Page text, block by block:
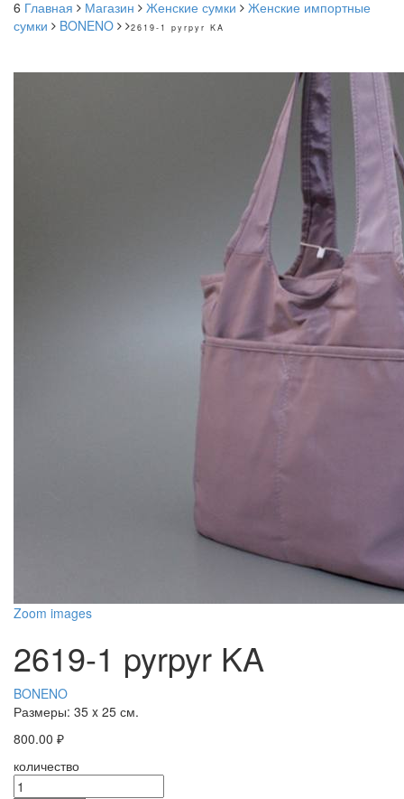
6 Главная Магазин Женские сумки
Женские импортные
сумки
BONENO 2619-1 pyrpyr KA
Zoom images
2619-1 pyrpyr KA
BONENO
Размеры: 35 x 25 см.
800.00 ₽
количество